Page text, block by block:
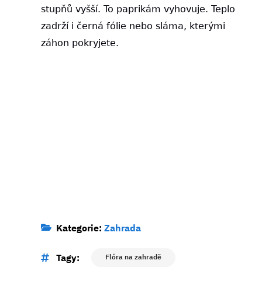
stupňů vyšší. To paprikám vyhovuje. Teplo
zadrží i černá fólie nebo sláma, kterými
záhon pokryjete.
Kategorie: Zahrada
Tagy: Flóra na zahradě